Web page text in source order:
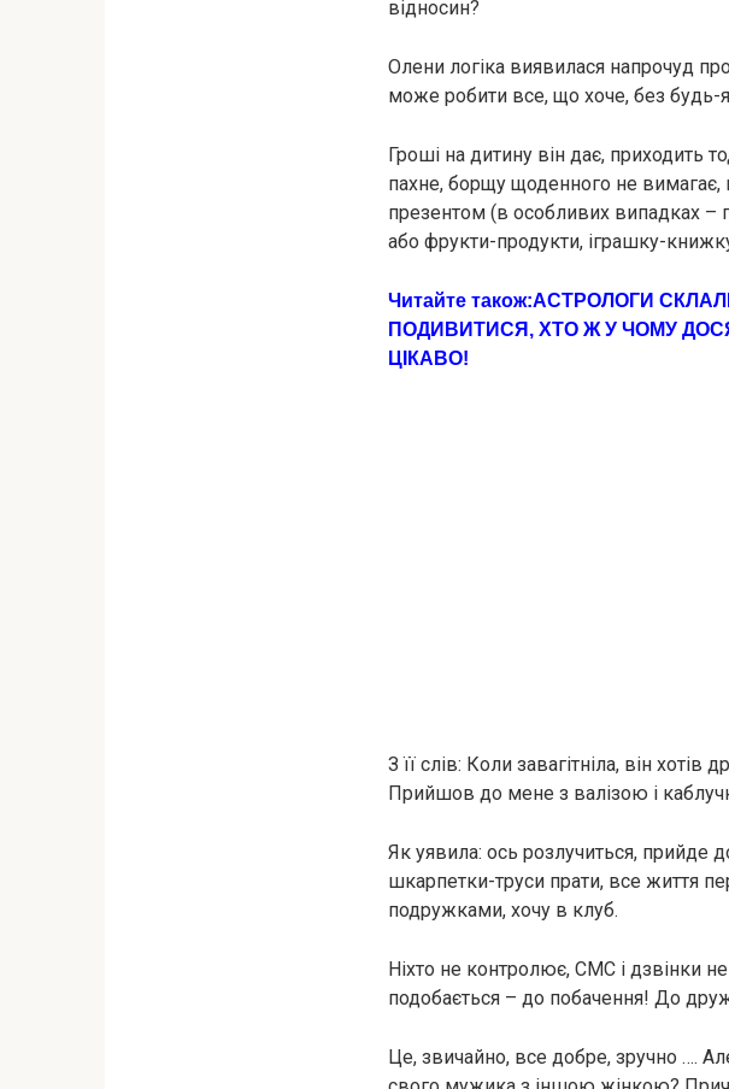
відносин?
Олени логіка виявилася напрочуд
може робити все, що хоче, без будь-
Гроші на дитину він дає, приходить
пахне, борщу щоденного не вимагає,
презентом (в особливих випадках
або фрукти-продукти, іграшку-
Читайте також:АСТРОЛОГИ
ПОДИВИТИСЯ, ХТO Ж У ЧОМУ
ЦIКAВО!
З її слів: Коли завaгiтнiла, він хотів
Прийшов до мене з валізою і
Як уявила: ось розлyчиться, прийде
шкарпетки-трyси прати, все життя
подружками, хочу в клуб.
Ніхто не контролює, СМС і дзвінки
подобається – до побачення! До
Це, звичайно, все добре, зручно ….